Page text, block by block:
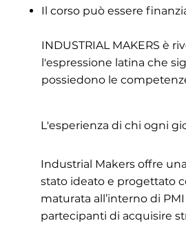
Il corso può essere
​INDUSTRIAL MAKERS è
l'espressione latina che
possiedono le
L'esperienza di chi ogni
Industrial Makers offre
stato ideato e progettato
maturata all’interno di
partecipanti di acquisire